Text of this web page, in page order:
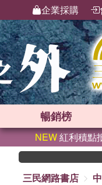
企業採購
暢銷榜
NEW紅利積點
三民網路書店